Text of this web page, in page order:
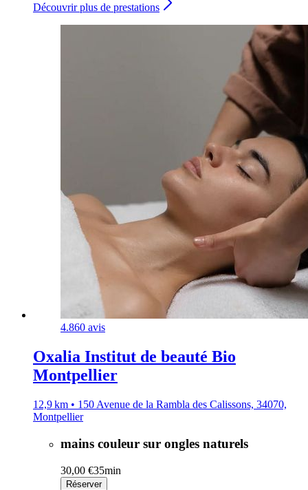
Découvrir plus de prestations
4.860 avis
Oxalia Institut de beauté Bio
Montpellier
12,9 km • 150 Avenue de la Rambla des Calissons, 34070,
Montpellier
mains couleur sur ongles naturels
30,00 €35min
Réserver